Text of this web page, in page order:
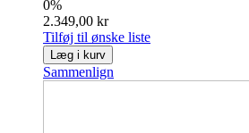
0%
2.349,00 kr
Tilføj til ønske liste
Læg i kurv
Sammenlign